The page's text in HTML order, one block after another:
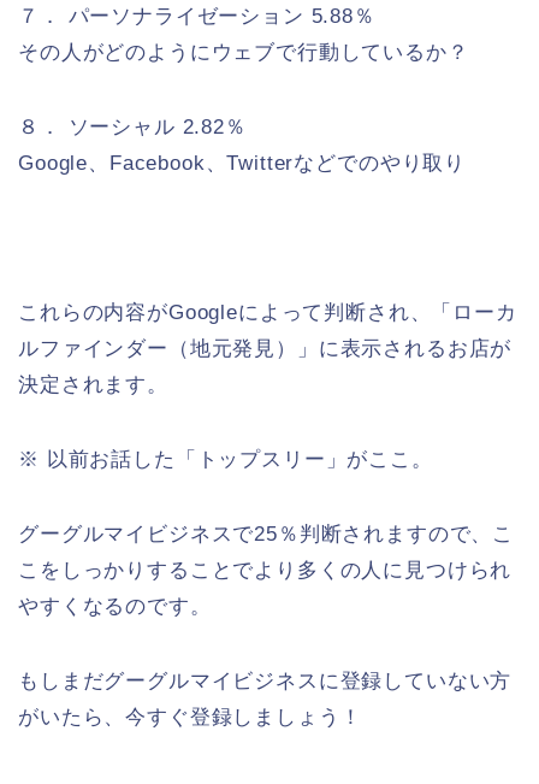
７． パーソナライゼーション 5.88％
その人がどのようにウェブで行動しているか？
８． ソーシャル 2.82％
Google、Facebook、Twitterなどでのやり取り
これらの内容がGoogleによって判断され、「ローカ
ルファインダー（地元発見）」に表示されるお店が
決定されます。
※ 以前お話した「トップスリー」がここ。
グーグルマイビジネスで25％判断されますので、こ
こをしっかりすることでより多くの人に見つけられ
やすくなるのです。
もしまだグーグルマイビジネスに登録していない方
がいたら、今すぐ登録しましょう！